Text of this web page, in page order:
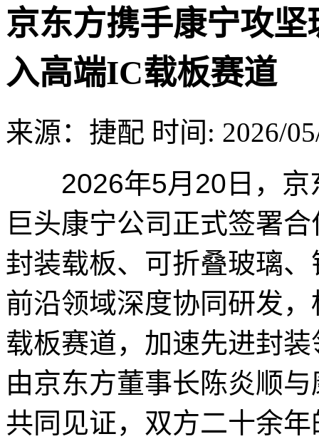
京东方携手康宁攻
入高端IC载板赛道
来源：捷配 时间: 2026/
2026年5月20日，京
巨头康宁公司正式签署
封装载板、可折叠玻璃
前沿领域深度协同研发
载板赛道，加速先进封
由京东方董事长陈炎顺
共同见证，双方二十余